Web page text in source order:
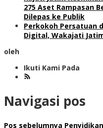
275 Aset Rampasan
Dilepas ke Publik
Perkokoh Persatuan
Digital, Wakajati
oleh
Ikuti Kami Pada
Navigasi pos
Pos sebelumnya